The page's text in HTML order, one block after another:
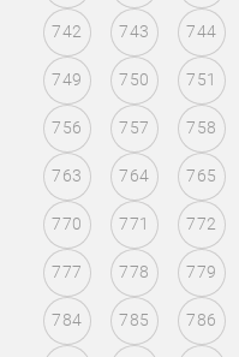
742 743 744
749 750 751
756 757 758
763 764 765
770 771 772
777 778 779
784 785 786